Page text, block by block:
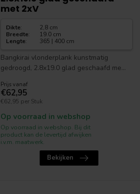
met 2xV
Dikte:
2,8 cm
Breedte:
19.0 cm
Lengte: 365 | 400 cm
Bangkirai vlonderplank kunstmatig
gedroogd, 2.8x19.0 glad geschaafd me...
Prijs vanaf
€62,95
€62,95 per Stuk
Op voorraad in webshop
Op voorraad in webshop. Bij dit
product kan de levertijd afwijken
i.v.m. maatwerk.
Bekijken